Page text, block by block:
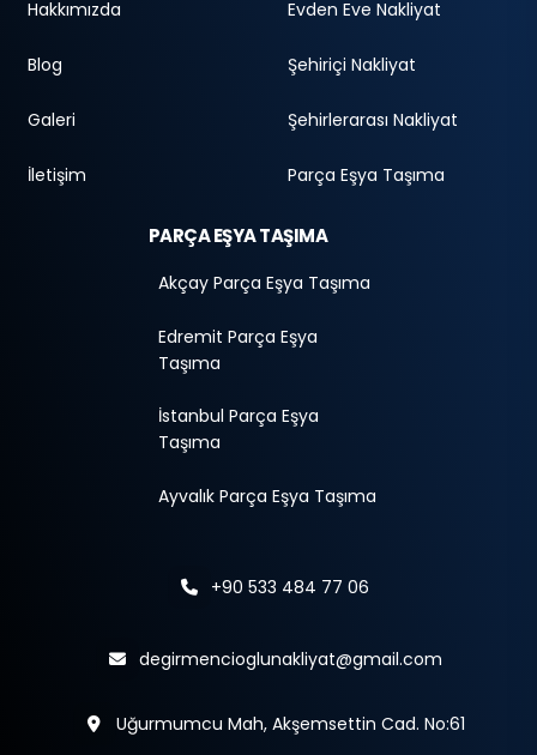
Hakkımızda
Blog
Galeri
İletişim
Evden Eve Nakliyat
Şehiriçi Nakliyat
Şehirlerarası Nakliyat
Parça Eşya Taşıma
PARÇA EŞYA TAŞIMA
Akçay Parça Eşya Taşıma
Edremit Parça Eşya
Taşıma
İstanbul Parça Eşya
Taşıma
Ayvalık Parça Eşya Taşıma
+90 533 484 77 06
degirmencioglunakliyat@gmail.com
Uğurmumcu Mah, Akşemsettin Cad. No:61